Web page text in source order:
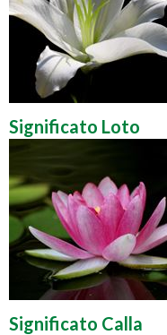
Significato Loto
Significato Calla